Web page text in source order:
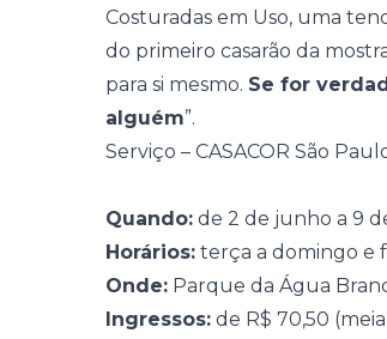
Costuradas em Uso, uma
do primeiro casarão da
para si mesmo. Se for
alguém”.
Serviço – CASACOR São
Quando: de 2 de junho a 9
Horários: terça a domingo e
Onde: Parque da Água
Ingressos: de R$ 70,50